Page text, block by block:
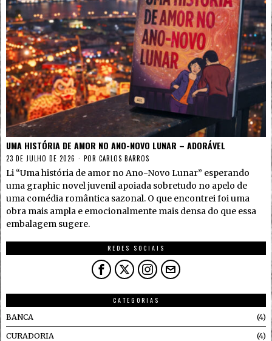
UMA HISTÓRIA DE AMOR NO ANO-NOVO LUNAR – ADORÁVEL
23 DE JULHO DE 2026 POR CARLOS BARROS
Li “Uma história de amor no Ano-Novo Lunar” esperando
uma graphic novel juvenil apoiada sobretudo no apelo de
uma comédia romântica sazonal. O que encontrei foi uma
obra mais ampla e emocionalmente mais densa do que essa
embalagem sugere.
REDES SOCIAIS
CATEGORIAS
BANCA
4
CURADORIA 4